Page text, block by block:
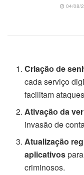
04/08/
Criação de
cada serviço
facilitam
Ativação da
invasão de
Atualização
aplicativos
criminosos.